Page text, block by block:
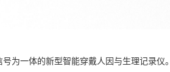
为一体的新型智能穿戴人因与生理记录仪。